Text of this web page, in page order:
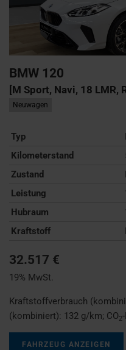
BMW 120
[M Sport, Navi, 18 LMR,
Neuwagen
Typ
Kilometerstand
Zustand
Leistung
Hubraum
Kraftstoff
32.517 €
19% MwSt.
Kraftstoffverbrauch
(kombiniert): 132 g/km; CO2
FAHRZEUG ANZEIGEN